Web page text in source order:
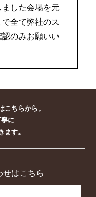
した会場を元
全て弊社のス
のみお願いい
ちらから。
に
ます。
せはこちら